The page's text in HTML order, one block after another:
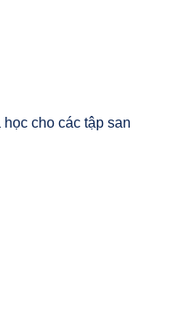
cho các tập san